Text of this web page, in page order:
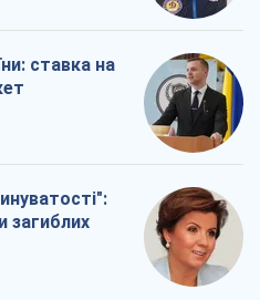
ставка на
загиблих